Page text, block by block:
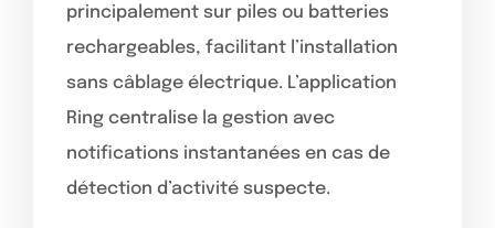
principalement sur piles ou batteries
rechargeables, facilitant l’installation
sans câblage électrique. L’application
Ring centralise la gestion avec
notifications instantanées en cas de
détection d’activité suspecte.